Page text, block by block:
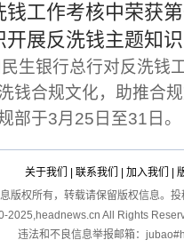
钱工作考核中荣获
开展反洗钱主题知
生银行总行对反洗钱
钱合规文化，助推合
部于3月25日至31日。
关于我们 联系我们 加入我们
版权所有，转载请保留版权信息。
2025,headnews.cn All Rights
违法和不良信息举报邮箱：